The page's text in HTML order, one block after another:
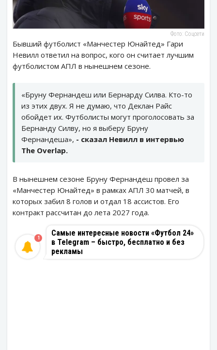
Фото: Соцсети
Бывший футболист «Манчестер Юнайтед» Гари
Невилл ответил на вопрос, кого он считает лучшим
футболистом АПЛ в нынешнем сезоне.
«Бруну Фернандеш или Бернарду Силва. Кто-то
из этих двух. Я не думаю, что Деклан Райс
обойдет их. Футболисты могут проголосовать за
Бернанду Силву, но я выберу Бруну
Фернандеша», - сказал Невилл в интервью
The Overlap.
В нынешнем сезоне Бруну Фернандеш провел за
«Манчестер Юнайтед» в рамках АПЛ 30 матчей, в
которых забил 8 голов и отдал 18 ассистов. Его
контракт рассчитан до лета 2027 года.
Самые интересные новости «Футбол 24»
в Telegram – быстро, бесплатно и без
рекламы
1